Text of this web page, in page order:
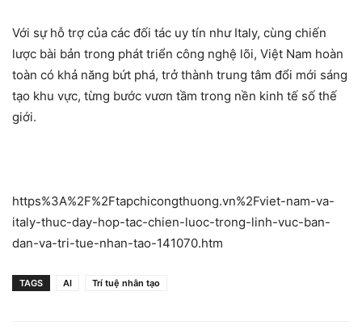
Với sự hỗ trợ của các đối tác uy tín như Italy, cùng chiến
lược bài bản trong phát triển công nghệ lõi, Việt Nam hoàn
toàn có khả năng bứt phá, trở thành trung tâm đổi mới sáng
tạo khu vực, từng bước vươn tầm trong nền kinh tế số thế
giới.
https%3A%2F%2Ftapchicongthuong.vn%2Fviet-nam-va-
italy-thuc-day-hop-tac-chien-luoc-trong-linh-vuc-ban-
dan-va-tri-tue-nhan-tao-141070.htm
TAGS AI Trí tuệ nhân tạo